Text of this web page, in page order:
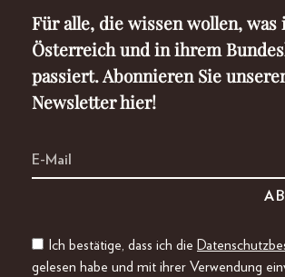
Für alle, die wissen wollen, was
Österreich und in ihrem
passiert. Abonnieren Sie
Newsletter hier!
Ich bestätige, dass ich die
gelesen habe und mit ihrer Verwendung